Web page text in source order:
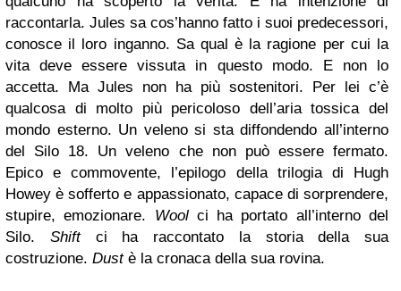
raccontarla. Jules sa cos’hanno fatto i suoi predecessori,
conosce il loro inganno. Sa qual è la ragione per cui la
vita deve essere vissuta in questo modo. E non lo
accetta. Ma Jules non ha più sostenitori. Per lei c’è
qualcosa di molto più pericoloso dell’aria tossica del
mondo esterno. Un veleno si sta diffondendo all’interno
del Silo 18. Un veleno che non può essere fermato.
Epico e commovente, l’epilogo della trilogia di Hugh
Howey è sofferto e appassionato, capace di sorprendere,
stupire, emozionare. Woolci ha portato all’interno del
Silo. Shiftci ha raccontato la storia della sua
costruzione. Dustè la cronaca della sua rovina.